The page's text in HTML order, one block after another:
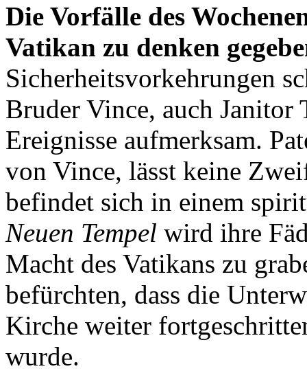
Die Vorfälle des
Vatikan zu denken
Sicherheitsvorkehrungen
Bruder Vince, auch
Ereignisse aufmerksam.
von Vince, lässt keine
befindet sich in einem
Neuen Tempel wird ihre
Macht des Vatikans zu
befürchten, dass die
Kirche weiter
wurde.